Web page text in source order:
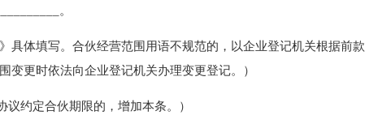
。
具体填写。合伙经营范围用语不规范的，以企业登记机关根据前款
变更时依法向企业登记机关办理变更登记。）
约定合伙期限的，增加本条。）